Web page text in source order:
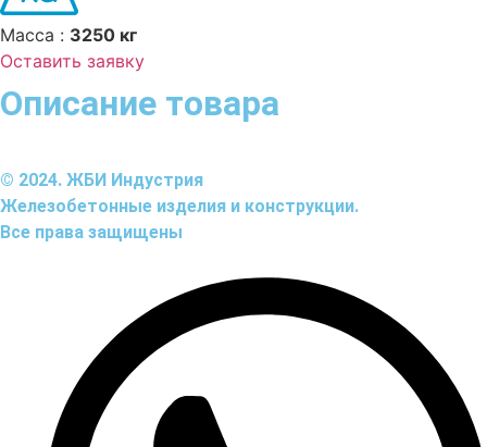
Масса : 3250 кг
Оставить заявку
Описание товара
© 2024. ЖБИ Индустрия
Железобетонные изделия и конструкции.
Все права защищены